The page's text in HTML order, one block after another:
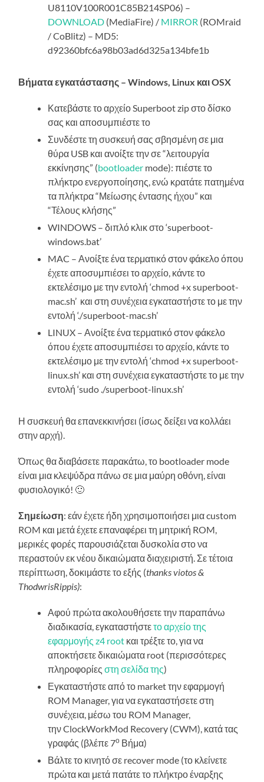
U8110V100R001C85B214SP06) –
DOWNLOAD (MediaFire) / MIRROR (ROMraid
/ CoBlitz) – MD5:
d92360bfc6a98b03ad6d325a134bfe1b
Βήματα εγκατάστασης – Windows, Linux και OSX
Κατεβάστε το αρχείο Superboot zip στο δίσκο
σας και αποσυμπιέστε το
Συνδέστε τη συσκευή σας σβησμένη σε μια
θύρα USB και ανοίξτε την σε “λειτουργία
εκκίνησης” (bootloader mode): πιέστε το
πλήκτρο ενεργοποίησης, ενώ κρατάτε πατημένα
τα πλήκτρα “Μείωσης έντασης ήχου” και
“Τέλους κλήσης”
WINDOWS – διπλό κλικ στο ‘superboot-
windows.bat’
MAC – Ανοίξτε ένα τερματικό στον φάκελο όπου
έχετε αποσυμπιέσει το αρχείο, κάντε το
εκτελέσιμο με την εντολή ‘chmod +x superboot-
mac.sh’ και στη συνέχεια εγκαταστήστε το με την
εντολή ‘./superboot-mac.sh’
LINUX – Ανοίξτε ένα τερματικό στον φάκελο
όπου έχετε αποσυμπιέσει το αρχείο, κάντε το
εκτελέσιμο με την εντολή ‘chmod +x superboot-
linux.sh’ και στη συνέχεια εγκαταστήστε το με την
εντολή ‘sudo ./superboot-linux.sh’
Η συσκευή θα επανεκκινήσει (ίσως δείξει να κολλάει
στην αρχή).
Όπως θα διαβάσετε παρακάτω, το bootloader mode
είναι μια κλεψύδρα πάνω σε μια μαύρη οθόνη, είναι
φυσιολογικό! 🙂
Σημείωση: εάν έχετε ήδη χρησιμοποιήσει μια custom
ROM και μετά έχετε επαναφέρει τη μητρική ROM,
μερικές φορές παρουσιάζεται δυσκολία στο να
περαστούν εκ νέου δικαιώματα διαχειριστή. Σε τέτοια
περίπτωση, δοκιμάστε το εξής (thanks viotos &
ThodwrisRippis):
Αφού πρώτα ακολουθήσετε την παραπάνω
διαδικασία, εγκαταστήστετο αρχείο της
εφαρμογής z4 root και τρέξτε το, για να
αποκτήσετε δικαιώματα root (περισσότερες
πληροφορίεςστη σελίδα της)
Εγκαταστήστε από το market την εφαρμογή
ROM Manager, για να εγκαταστήσετε στη
συνέχεια, μέσω του ROM Manager,
την ClockWorkMod Recovery (CWM), κατά τας
γραφάς (βλέπε 7ο Βήμα)
Βάλτε το κινητό σε recover mode (το κλείνετε
πρώτα και μετά πατάτε το πλήκτρο έναρξης